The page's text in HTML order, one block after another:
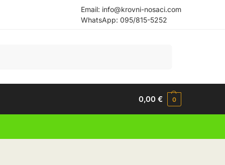
Email: info@krovni-nosaci.com
WhatsApp: 095/815-5252
0,00€ 0